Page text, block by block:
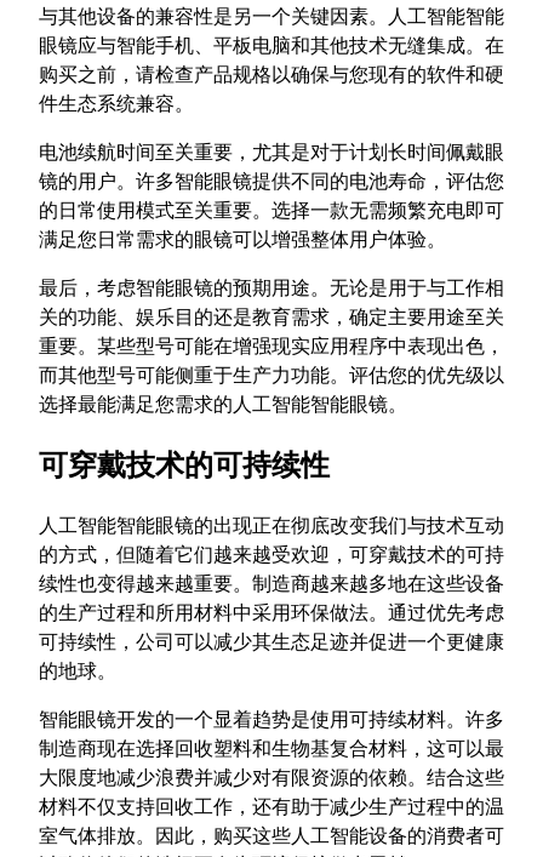
与其他设备的兼容性是另一个关键因素。人工智能智能
眼镜应与智能手机、平板电脑和其他技术无缝集成。在
购买之前，请检查产品规格以确保与您现有的软件和硬
件生态系统兼容。
电池续航时间至关重要，尤其是对于计划长时间佩戴眼
镜的用户。许多智能眼镜提供不同的电池寿命，评估您
的日常使用模式至关重要。选择一款无需频繁充电即可
满足您日常需求的眼镜可以增强整体用户体验。
最后，考虑智能眼镜的预期用途。无论是用于与工作相
关的功能、娱乐目的还是教育需求，确定主要用途至关
重要。某些型号可能在增强现实应用程序中表现出色，
而其他型号可能侧重于生产力功能。评估您的优先级以
选择最能满足您需求的人工智能智能眼镜。
可穿戴技术的可持续性
人工智能智能眼镜的出现正在彻底改变我们与技术互动
的方式，但随着它们越来越受欢迎，可穿戴技术的可持
续性也变得越来越重要。制造商越来越多地在这些设备
的生产过程和所用材料中采用环保做法。通过优先考虑
可持续性，公司可以减少其生态足迹并促进一个更健康
的地球。
智能眼镜开发的一个显着趋势是使用可持续材料。许多
制造商现在选择回收塑料和生物基复合材料，这可以最
大限度地减少浪费并减少对有限资源的依赖。结合这些
材料不仅支持回收工作，还有助于减少生产过程中的温
室气体排放。因此，购买这些人工智能设备的消费者可